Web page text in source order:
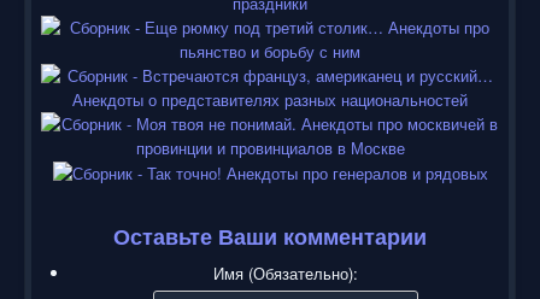
Оставьте Ваши комментарии
Имя (Обязательно):